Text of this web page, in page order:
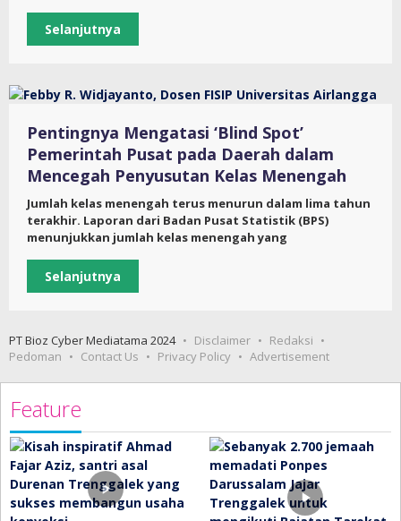
Selanjutnya
Pentingnya Mengatasi ‘Blind Spot’
Pemerintah Pusat pada Daerah dalam
Mencegah Penyusutan Kelas Menengah
Jumlah kelas menengah terus menurun dalam lima tahun
terakhir. Laporan dari Badan Pusat Statistik (BPS)
menunjukkan jumlah kelas menengah yang
Selanjutnya
PT Bioz Cyber Mediatama 2024 Disclaimer
Redaksi
Pedoman
Contact Us Privacy Policy Advertisement
Feature